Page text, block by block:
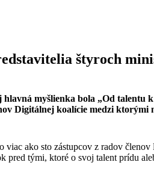
štyroch
myšlienka bola „Od talentu k
Digitálnej koalície medzi ktorými
viac ako sto zástupcov z radov
tými, ktoré o svoj talent prídu